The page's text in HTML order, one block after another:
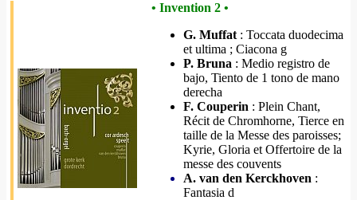
• Invention 2 •
G. Muffat : Toccata duodecima
et ultima ; Ciacona g
P. Bruna : Medio registro de
bajo, Tiento de 1 tono de mano
derecha
F. Couperin : Plein Chant,
Récit de Chromhorne, Tierce en
taille de la Messe des paroisses;
Kyrie, Gloria et Offertoire de la
messe des couvents
A. van den Kerckhoven :
Fantasia d